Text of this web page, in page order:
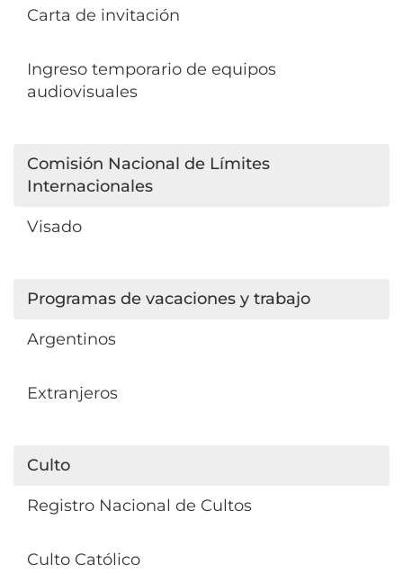
Carta de invitación
Ingreso temporario de equipos
audiovisuales
Comisión Nacional de Límites
Internacionales
Visado
Programas de vacaciones y trabajo
Argentinos
Extranjeros
Culto
Registro Nacional de Cultos
Culto Católico